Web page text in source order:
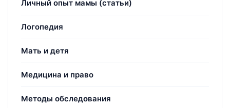
Личный опыт мамы (статьи)
Логопедия
Мать и детя
Медицина и право
Методы обследования